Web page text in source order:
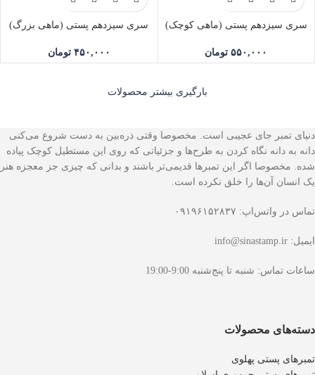
سری سیزدهم پستی (ماهی کوچک)
۵۵۰,۰۰۰ تومان
سری سیزدهم پستی (ماهی بزرگ)
۴۵۰,۰۰۰ تومان
بارگیری بیشتر محصولات
دنیای تمبر جای عجیبی است. مخصوصا وقتی ذره‌بین به دست شروع می‌کنی
دانه به دانه نگاه کردن به طرح‌ها و جزئیاتی که روی این مستطیل کوچک پیاده
شده. مخصوصا اگر این تمبرها قدیمی‌تر باشند و بدانی که چیزی جز معجزه هنر
یک انسان آن‌ها را خلق نکرده است.
تماس در واتس‌اپ: ۰۹۱۹۶۱۵۲۸۳۷
ایمیل: info@sinastamp.ir
ساعات تماس: شنبه تا پنج‌شنبه 9:00-19:00
دسته‌های محصولات
تمبرهای پستی پهلوی